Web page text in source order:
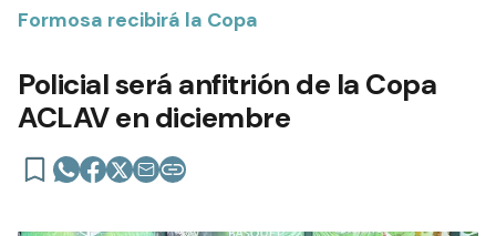
Formosa recibirá la Copa
Policial será anfitrión de la Copa
ACLAV en diciembre